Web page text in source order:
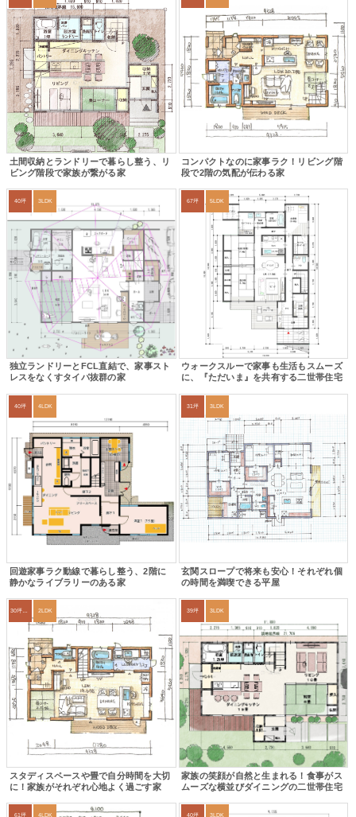
土間収納とランドリーで暮らし整う、リ
ビング階段で家族が繋がる家
コンパクトなのに家事ラク！リビング階
段で2階の気配が伝わる家
40坪 3LDK
独立ランドリーとFCL直結で、家事スト
レスをなくすタイパ抜群の家
67坪 5LDK
ウォークスルーで家事も生活もスムーズ
に、『ただいま』を共有する二世帯住宅
40坪 4LDK
回遊家事ラク動線で暮らし整う、2階に
静かなライブラリーのある家
31坪 3LDK
玄関スロープで将来も安心！それぞれ個
の時間を満喫できる平屋
2LDK
スタディスペースや畳で自分時間を大切
に！家族がそれぞれ心地よく過ごす家
39坪 3LDK
家族の笑顔が自然と生まれる！食事がス
ムーズな横並びダイニングの二世帯住宅
61坪 4LDK 40坪 3LDK